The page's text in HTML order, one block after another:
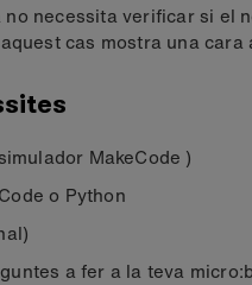
no necessita verificar si el
cas mostra una
MakeCode )
o Python
a fer a la teva